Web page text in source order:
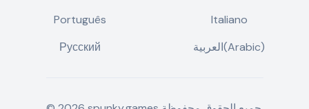
Português
Italiano
Русский
العربية(Arabic)